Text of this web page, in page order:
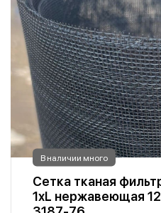
В наличии много
Сетка тканая
1хL нержавеющая